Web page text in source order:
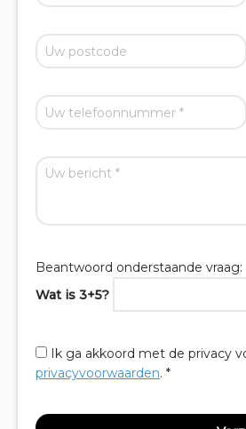
Beantwoord onderstaande vraag:
Wat is 3+5?
Ik ga akkoord met de privacy
privacyvoorwaarden. *